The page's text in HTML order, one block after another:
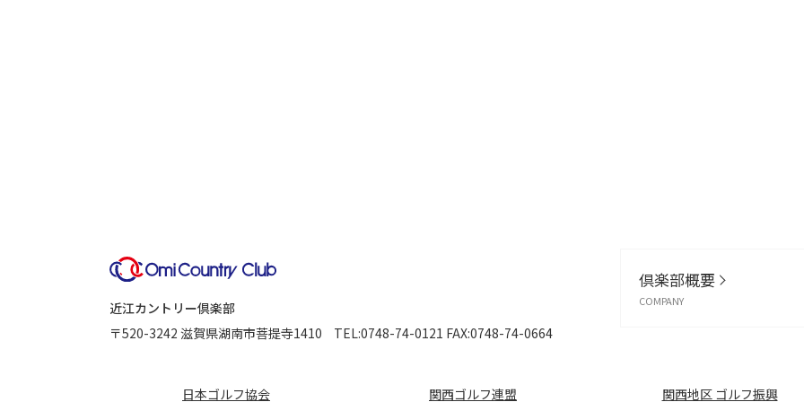
倶楽部概要
COMPANY
近江カントリー倶楽部
〒520-3242 滋賀県湖南市菩提寺1410 TEL:0748-74-0121 FAX:0748-74-0664
日本ゴルフ協会 関西ゴルフ連盟 関西地区 ゴルフ振興